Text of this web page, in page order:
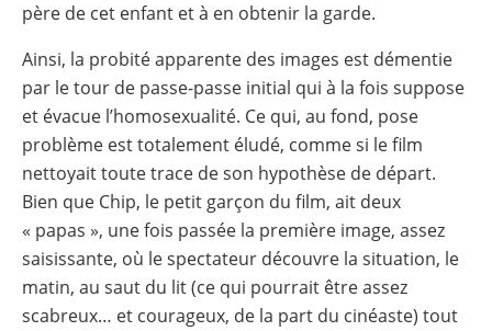
père de cet enfant et à en obtenir la garde.
Ainsi, la probité apparente des images est démentie
par le tour de passe-passe initial qui à la fois suppose
et évacue l’homosexualité. Ce qui, au fond, pose
problème est totalement éludé, comme si le film
nettoyait toute trace de son hypothèse de départ.
Bien que Chip, le petit garçon du film, ait deux
« papas », une fois passée la première image, assez
saisissante, où le spectateur découvre la situation, le
matin, au saut du lit (ce qui pourrait être assez
scabreux… et courageux, de la part du cinéaste) tout